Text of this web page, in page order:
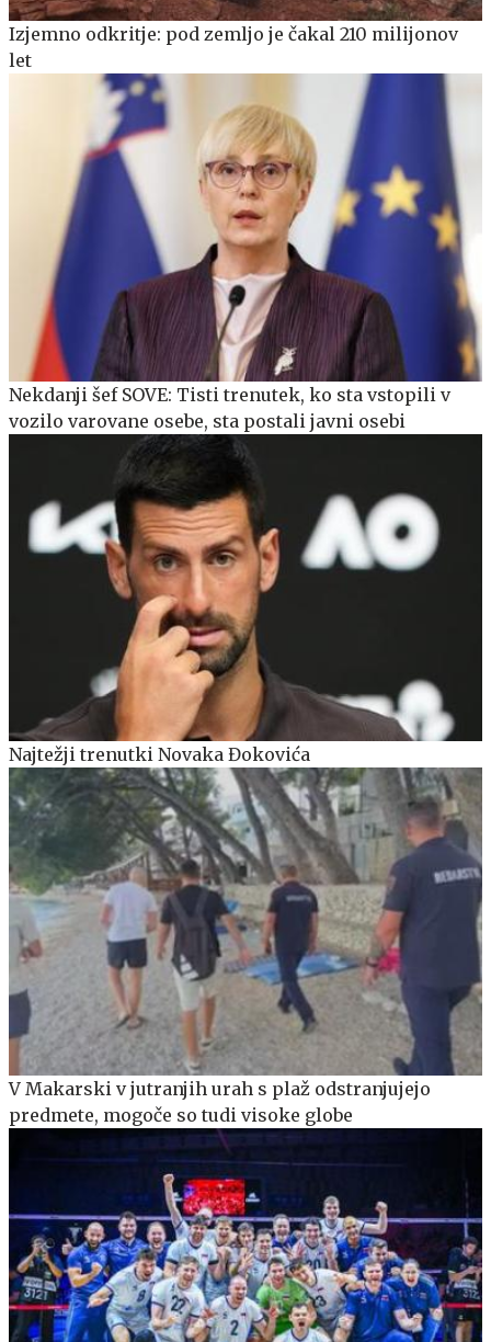
Izjemno odkritje: pod zemljo je čakal 210 milijonov
let
Nekdanji šef SOVE: Tisti trenutek, ko sta vstopili v
vozilo varovane osebe, sta postali javni osebi
Najtežji trenutki Novaka Đokovića
V Makarski v jutranjih urah s plaž odstranjujejo
predmete, mogoče so tudi visoke globe